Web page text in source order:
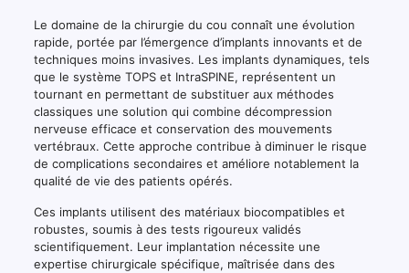
les
différences
majeures.
Le domaine de la chirurgie du cou connaît une évolution
rapide, portée par l’émergence d’implants innovants et de
techniques moins invasives. Les implants dynamiques, tels
que le système TOPS et IntraSPINE, représentent un
tournant en permettant de substituer aux méthodes
classiques une solution qui combine décompression
nerveuse efficace et conservation des mouvements
vertébraux. Cette approche contribue à diminuer le risque
de complications secondaires et améliore notablement la
qualité de vie des patients opérés.
Ces implants utilisent des matériaux biocompatibles et
robustes, soumis à des tests rigoureux validés
scientifiquement. Leur implantation nécessite une
expertise chirurgicale spécifique, maîtrisée dans des